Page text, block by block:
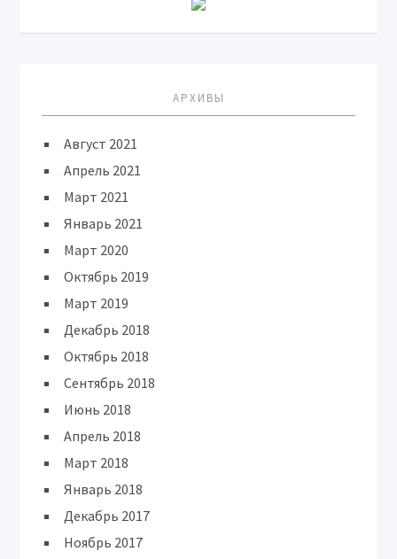
АРХИВЫ
Август 2021
Апрель 2021
Март 2021
Январь 2021
Март 2020
Октябрь 2019
Март 2019
Декабрь 2018
Октябрь 2018
Сентябрь 2018
Июнь 2018
Апрель 2018
Март 2018
Январь 2018
Декабрь 2017
Ноябрь 2017